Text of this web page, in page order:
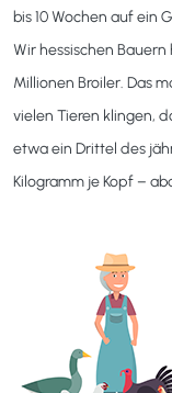
bis 10 Wochen auf ein
Wir hessischen Bauern
Millionen Broiler. Das
vielen Tieren klingen,
etwa ein Drittel des
Kilogramm je Kopf –